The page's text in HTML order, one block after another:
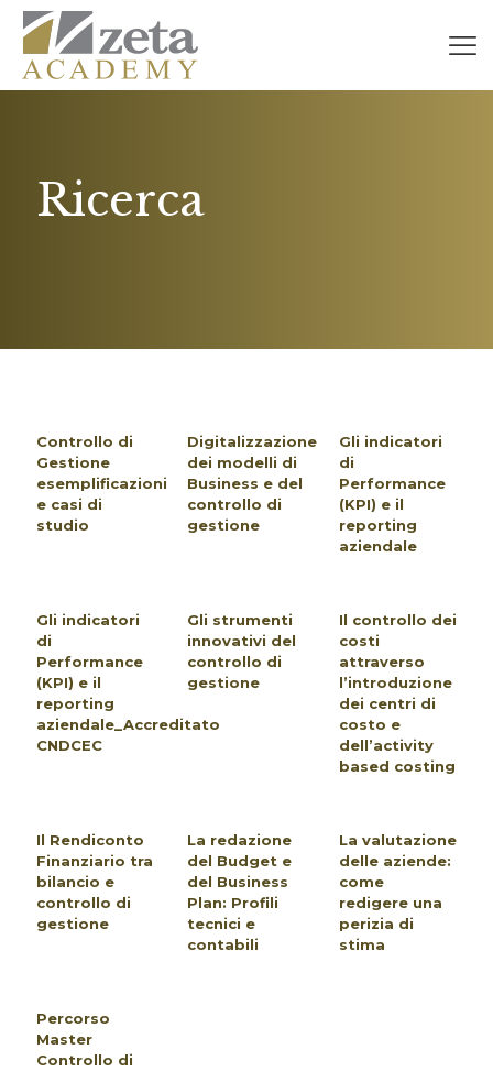
Ricerca
Controllo di
Gestione
esemplificazioni
e casi di
studio
Digitalizzazione
dei modelli di
Business e del
controllo di
gestione
Gli indicatori
di
Performance
(KPI) e il
reporting
aziendale
Gli indicatori
di
Performance
(KPI) e il
reporting
aziendale_Accreditato
CNDCEC
Gli strumenti
innovativi del
controllo di
gestione
Il controllo dei
costi
attraverso
l’introduzione
dei centri di
costo e
dell’activity
based costing
Il Rendiconto
Finanziario tra
bilancio e
controllo di
gestione
La redazione
del Budget e
del Business
Plan: Profili
tecnici e
contabili
La valutazione
delle aziende:
come
redigere una
perizia di
stima
Percorso
Master
Controllo di